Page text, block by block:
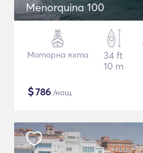
Menorquina 100
Моторна яхта
34 ft
10 m
$786 /нощ